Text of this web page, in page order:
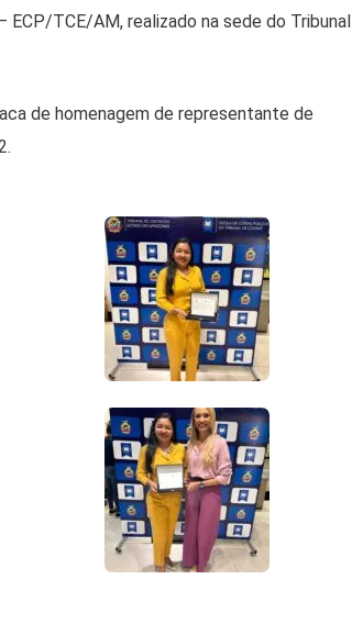
TCE/AM, realizado na sede do Tribunal
de homenagem de representante de